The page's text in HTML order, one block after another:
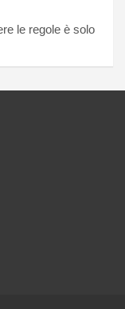
le regole è solo